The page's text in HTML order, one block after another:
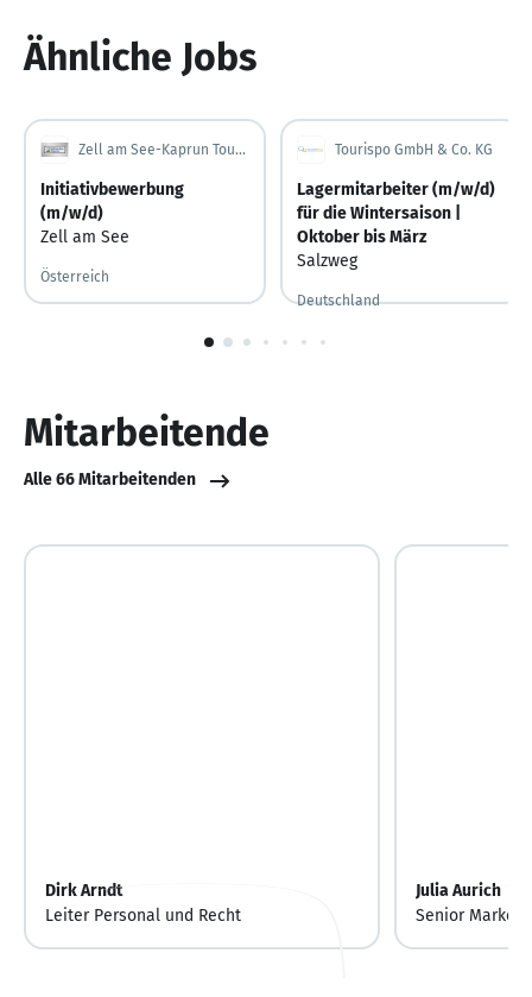
Ähnliche Jobs
Zell am See-Kaprun Tourismus GmbH
Initiativbewerbung
(m/w/d)
Zell am See
Österreich
Tourispo GmbH & Co. KG
Lagermitarbeiter (m/w/d)
für die Wintersaison |
Oktober bis März
Salzweg
Deutschland
1
Mitarbeitende
Alle 66 Mitarbeitenden
Dirk Arndt
Leiter Personal und Recht
Julia Aurich
Senior